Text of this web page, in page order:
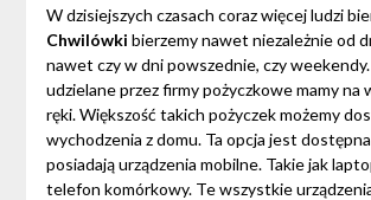
W dzisiejszych czasach coraz więcej ludzi
Chwilówki bierzemy nawet niezależnie od
nawet czy w dni powszednie, czy
udzielane przez firmy pożyczkowe mamy na
ręki. Większość takich pożyczek możemy
wychodzenia z domu. Ta opcja jest
posiadają urządzenia mobilne. Takie jak
telefon komórkowy. Te wszystkie